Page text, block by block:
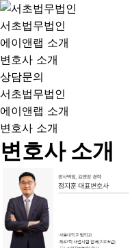
서초법무법인
에이앤랩 소개
변호사 소개
상담문의
서초법무법인
에이앤랩 소개
변호사 소개
변호사 소개